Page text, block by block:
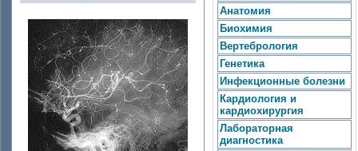
Анатомия
Биохимия
Вертебрология
Генетика
Инфекционные болезни
Кардиология и
кардиохирургия
Лабораторная
диагностика